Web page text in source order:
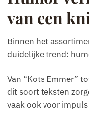
van een
Binnen het
duidelijke trend:
Van “Kots Emmer”
dit soort teksten
vaak ook voor